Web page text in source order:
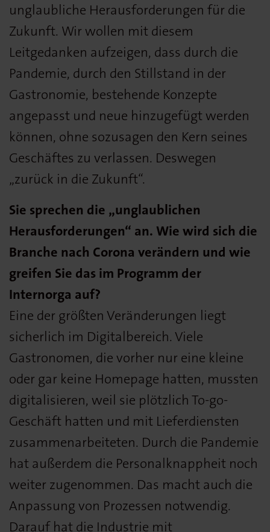
unglaubliche Herausforderungen für die
Zukunft. Wir wollen mit diesem
Leitgedanken aufzeigen, dass durch die
Pandemie, durch den Stillstand in der
Gastronomie, bestehende Konzepte
angepasst und neue hinzugefügt werden
können, ohne sozusagen den Kern seines
Geschäftes zu verlassen. Deswegen
„zurück in die Zukunft“.
Sie sprechen die „unglaublichen
Herausforderungen“ an. Wie wird sich die
Branche nach Corona verändern und wie
greifen Sie das im Programm der
Internorga auf?
Eine der größten Veränderungen liegt
sicherlich im Digitalbereich. Viele
Gastronomen, die vorher nur eine kleine
oder gar keine Homepage hatten, mussten
digitalisieren, weil sie plötzlich To-go-
Geschäft hatten und mit Lieferdiensten
zusammenarbeiteten. Durch die Pandemie
hat außerdem die Personalknappheit noch
weiter zugenommen. Das macht auch die
Anpassung von Prozessen notwendig.
Darauf hat die Industrie mit